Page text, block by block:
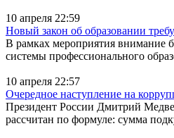
10 апреля 22:59
Новый закон об образовании
В рамках мероприятия внимание
системы профессионального
10 апреля 22:57
Очередное наступление на
Президент России Дмитрий
рассчитан по формуле: сумма